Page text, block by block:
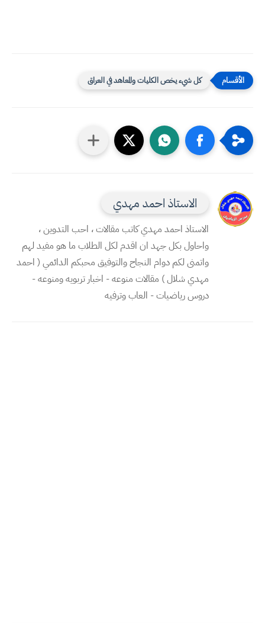
كل شيء يخص الكليات والمعاهد في العراق
الاستاذ احمد مهدي
الاستاذ احمد مهدي كاتب مقالات ، احب التدوين ،
واحاول بكل جهد ان اقدم لكل الطلاب ما هو مفيد لهم
واتمنى لكم دوام النجاح والتوفيق محبكم الدائمي ( احمد
مهدي شلال ) مقالات منوعه - اخبار تربويه ومنوعه -
دروس رياضيات - العاب وترفيه